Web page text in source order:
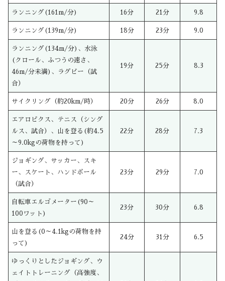
ランニング(161m/分) 16分 21分 9.8
ランニング(139m/分) 18分 23分 9.0
ランニング(134m/分)、水泳
(クロール、ふつうの速さ、
46m/分未満)、ラグビー（試
合）
19分 25分 8.3
サイクリング（約20km/時） 20分 26分 8.0
エアロビクス、テニス（シング
ルス、試合）、山を登る(約4.5
～9.0kgの荷物を持って)
22分 28分 7.3
ジョギング、サッカー、スキ
ー、スケート、ハンドボール
（試合）
23分 29分 7.0
自転車エルゴメーター(90～
100ワット)
23分 30分 6.8
山を登る(0～4.1kgの荷物を持
って)
24分 31分 6.5
ゆっくりとしたジョギング、ウ
ェイトトレーニング（高強度、